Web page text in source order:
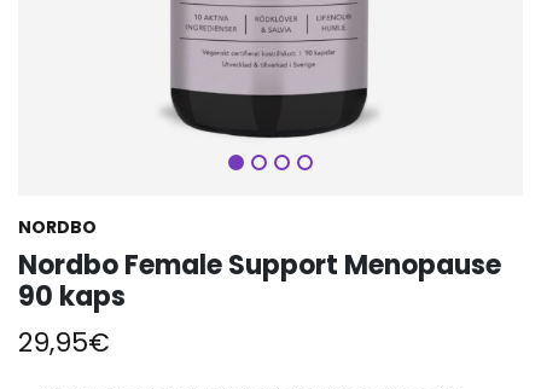
NORDBO
Nordbo Female Support Menopause
90 kaps
29,95€